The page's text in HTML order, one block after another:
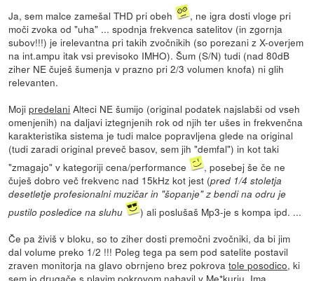
Ja, sem malce zamešal THD pri obeh
, ne igra dosti vloge pri
moči zvoka od "uha" ... spodnja frekvenca satelitov (in zgornja
subov!!!) je irelevantna pri takih zvočnikih (so porezani z X-overjem
na int.ampu itak vsi previsoko IMHO). Šum (S/N) tudi (nad 80dB
ziher NE čuješ šumenja v prazno pri 2/3 volumen knofa) ni glih
relevanten.
Mojipredelani Alteci NE šumijo (original podatek najslabši od vseh
omenjenih) na daljavi iztegnjenih rok od njih ter ušes in frekvenčna
karakteristika sistema je tudi malce popravljena glede na original
(tudi zaradi original preveč basov, sem jih "demfal") in kot taki
"zmagajo" v kategoriji cena/performance
, posebej še če ne
čuješ dobro več frekvenc nad 15kHz kot jest (pred 1/4 stoletja
desetletje profesionalni muzičar in "šopanje" z bendi na odru je
pustilo posledice na sluhu
) ali poslušaš Mp3-je s kompa ipd. ...
Če pa živiš v bloku, so to ziher dosti premočni zvočniki, da bi jim
dal volume preko 1/2 !!! Poleg tega pa sem pod satelite postavil
zraven monitorja na glavo obrnjeno brez pokrovatole posodico, ki
sem jo drugačes plavim pokrovom nabavil v Me*kurju. Ima